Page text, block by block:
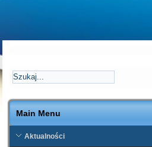
Main Menu
Aktualności